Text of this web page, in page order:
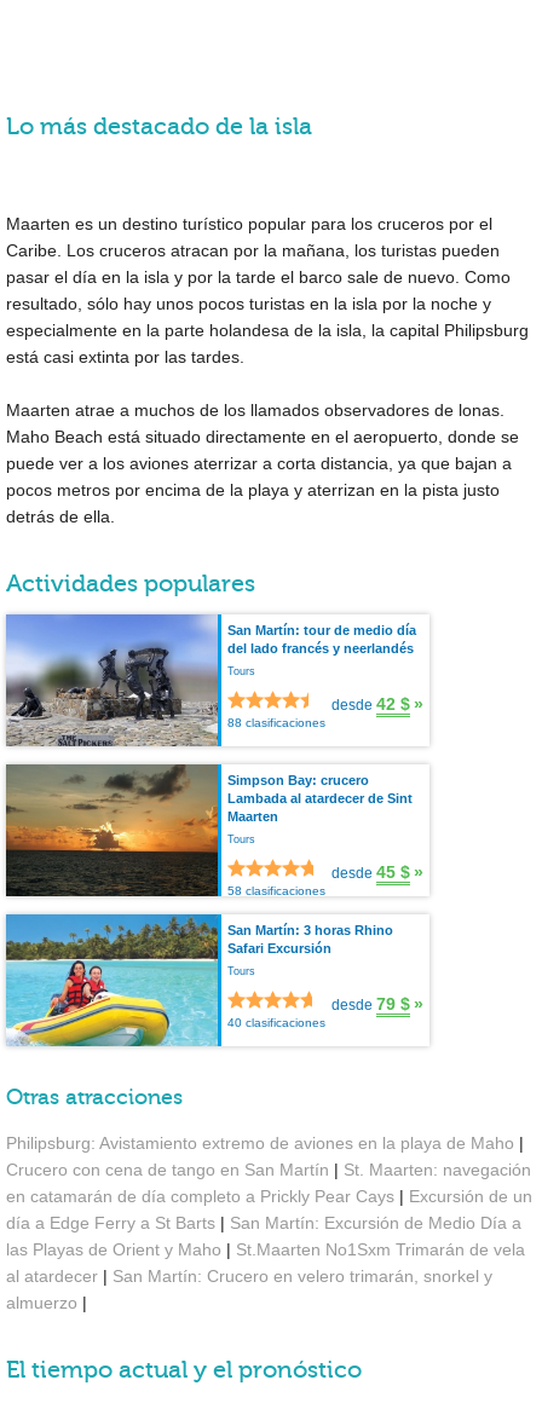
Lo más destacado de la isla
Maarten es un destino turístico popular para los cruceros por el
Caribe. Los cruceros atracan por la mañana, los turistas pueden
pasar el día en la isla y por la tarde el barco sale de nuevo. Como
resultado, sólo hay unos pocos turistas en la isla por la noche y
especialmente en la parte holandesa de la isla, la capital Philipsburg
está casi extinta por las tardes.
Maarten atrae a muchos de los llamados observadores de lonas.
Maho Beach está situado directamente en el aeropuerto, donde se
puede ver a los aviones aterrizar a corta distancia, ya que bajan a
pocos metros por encima de la playa y aterrizan en la pista justo
detrás de ella.
Actividades populares
San Martín: tour de medio día
del lado francés y neerlandés
Tours
88 clasificaciones
desde 42 $»
Simpson Bay: crucero
Lambada al atardecer de Sint
Maarten
Tours
58 clasificaciones
desde 45 $»
San Martín: 3 horas Rhino
Safari Excursión
Tours
40 clasificaciones
desde 79 $»
Otras atracciones
Philipsburg: Avistamiento extremo de aviones en la playa de Maho |
Crucero con cena de tango en San Martín | St. Maarten: navegación
en catamarán de día completo a Prickly Pear Cays | Excursión de un
día a Edge Ferry a St Barts | San Martín: Excursión de Medio Día a
las Playas de Orient y Maho | St.Maarten No1Sxm Trimarán de vela
al atardecer | San Martín: Crucero en velero trimarán, snorkel y
almuerzo |
El tiempo actual y el pronóstico